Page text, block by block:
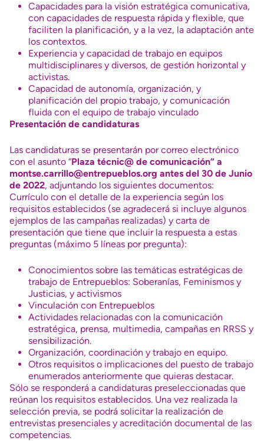
Capacidades para la visión estratégica comunicativa,
con capacidades de respuesta rápida y flexible, que
faciliten la planificación, y a la vez, la adaptación ante
los contextos.
Experiencia y capacidad de trabajo en equipos
multidisciplinares y diversos, de gestión horizontal y
activistas.
Capacidad de autonomía, organización, y
planificación del propio trabajo, y comunicación
fluida con el equipo de trabajo vinculado
Presentación de candidaturas
Las candidaturas se presentarán por correo electrónico
con el asunto “Plaza técnic@ de comunicación” a
montse.carrillo@entrepueblos.org antes del 30 de Junio
de 2022, adjuntando los siguientes documentos:
Currículo con el detalle de la experiencia según los
requisitos establecidos (se agradecerá si incluye algunos
ejemplos de las campañas realizadas) y carta de
presentación que tiene que incluir la respuesta a estas
preguntas (máximo 5 líneas por pregunta):
Conocimientos sobre las temáticas estratégicas de
trabajo de Entrepueblos: Soberanías, Feminismos y
Justicias, y activismos
Vinculación con Entrepueblos
Actividades relacionadas con la comunicación
estratégica, prensa, multimedia, campañas en RRSS y
sensibilización.
Organización, coordinación y trabajo en equipo.
Otros requisitos o implicaciones del puesto de trabajo
enumerados anteriormente que quieras destacar.
Sólo se responderá a candidaturas preseleccionadas que
reúnan los requisitos establecidos. Una vez realizada la
selección previa, se podrá solicitar la realización de
entrevistas presenciales y acreditación documental de las
competencias.